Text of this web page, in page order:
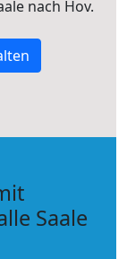
nach Hov.
Saale